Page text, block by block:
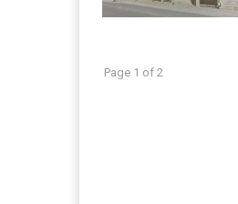
Page 1 of 2